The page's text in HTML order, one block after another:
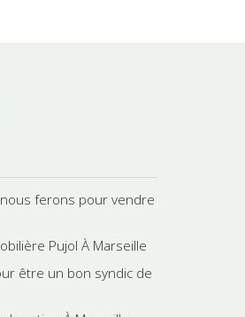
ferons pour vendre
Pujol À Marseille
être un bon syndic de